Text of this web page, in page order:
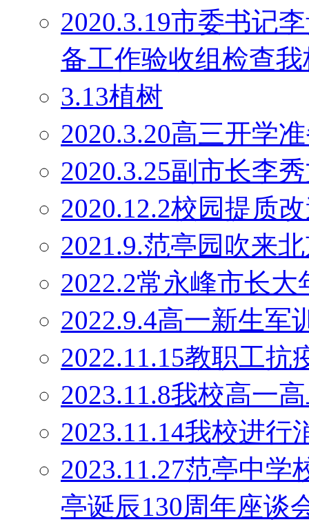
2020.3.19市委书记
备工作验收组检查我
3.13植树
2020.3.20高三开学
2020.3.25副市长李
2020.12.2校园提质
2021.9.范亭园吹来
2022.2常永峰市长
2022.9.4高一新生军
2022.11.15教职工抗
2023.11.8我校高一
2023.11.14我校进行
2023.11.27范亭中
亭诞辰130周年座谈